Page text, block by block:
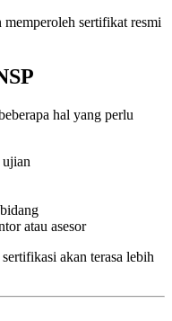
memperoleh sertifikat resmi
hal yang perlu
ujian
atau asesor
akan terasa lebih